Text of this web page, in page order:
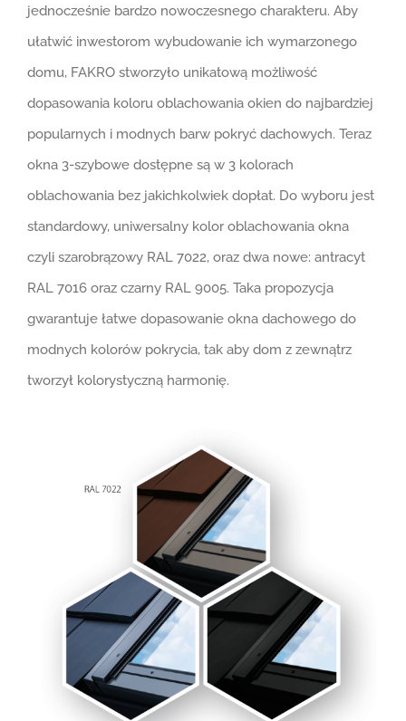
jednocześnie bardzo nowoczesnego charakteru. Aby
ułatwić inwestorom wybudowanie ich wymarzonego
domu, FAKRO stworzyło unikatową możliwość
dopasowania koloru oblachowania okien do najbardziej
popularnych i modnych barw pokryć dachowych. Teraz
okna 3-szybowe dostępne są w 3 kolorach
oblachowania bez jakichkolwiek dopłat. Do wyboru jest
standardowy, uniwersalny kolor oblachowania okna
czyli szarobrązowy RAL 7022, oraz dwa nowe: antracyt
RAL 7016 oraz czarny RAL 9005. Taka propozycja
gwarantuje łatwe dopasowanie okna dachowego do
modnych kolorów pokrycia, tak aby dom z zewnątrz
tworzył kolorystyczną harmonię.